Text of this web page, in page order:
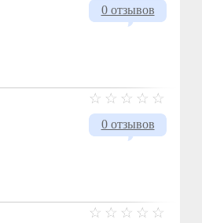
0 отзывов
0 отзывов